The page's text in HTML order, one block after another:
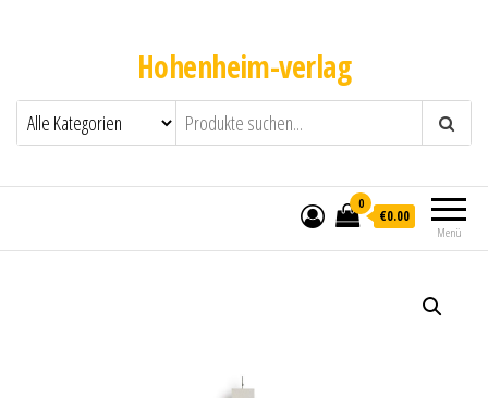
Hohenheim-verlag
Menü
0
€0.00